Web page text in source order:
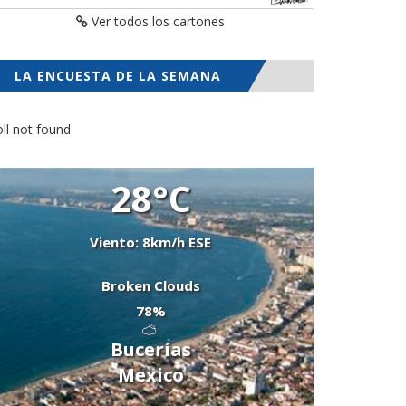
Ver todos los cartones
LA ENCUESTA DE LA SEMANA
not found
28°C
Viento: 8km/h ESE
Broken Clouds
78%
Bucerías
Mexico